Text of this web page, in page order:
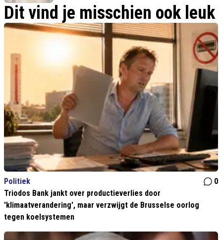
Dit vind je misschien ook leuk
Politiek
0
Triodos Bank jankt over productieverlies door
'klimaatverandering', maar verzwijgt de Brusselse oorlog
tegen koelsystemen